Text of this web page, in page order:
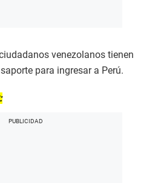
venezolanos tienen
para ingresar a Perú.